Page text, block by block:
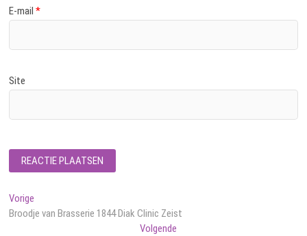
E-mail*
Site
Bericht
navigatie
Vorige
bericht:
Broodje van Brasserie 1844 Diak Clinic Zeist
VolgendeVolgend